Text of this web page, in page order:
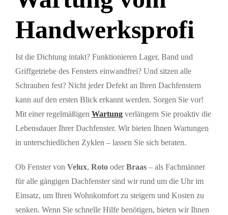
Handwerksprofi
Ist die Dichtung intakt? Funktionieren Lager, Band und
Griffgetriebe des Fensters einwandfrei? Und sitzen alle
Schrauben fest? Nicht jeder Defekt an Ihren Dachfenstern
kann auf den ersten Blick erkannt werden. Sorgen Sie vor!
Mit einer regelmäßigen Wartung verlängern Sie proaktiv die
Lebensdauer Ihrer Dachfenster. Wir bieten Ihnen Wartungen
in unterschiedlichen Zyklen – lassen Sie sich beraten.
Ob Fenster von Velux, Roto oderBraas– als Fachmänner
für alle gängigen Dachfenster sind wir rund um die Uhr im
Einsatz, um Ihren Wohnkomfort zu steigern und Kosten zu
senken. Wenn Sie schnelle Hilfe benötigen, bieten wir Ihnen